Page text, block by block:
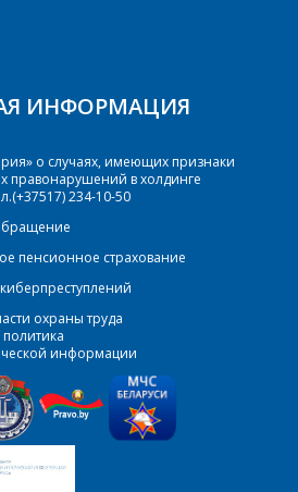
ИНФОРМАЦИЯ
о случаях, имеющих признаки
правонарушений в холдинге
234-10-50
пенсионное страхование
охраны труда
информации